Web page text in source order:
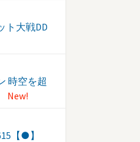
ト大戦DD
時空を超
New!
【●】